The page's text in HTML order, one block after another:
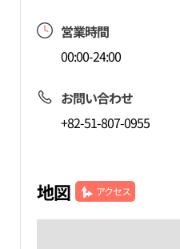
営業時間
00:00-24:00
お問い合わせ
+82-51-807-0955
地図 アクセス